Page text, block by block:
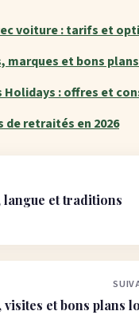
voiture : tarifs et
marques et bons plans
Holidays : offres et
de retraités en 2026
langue et traditions
visites et bons plans